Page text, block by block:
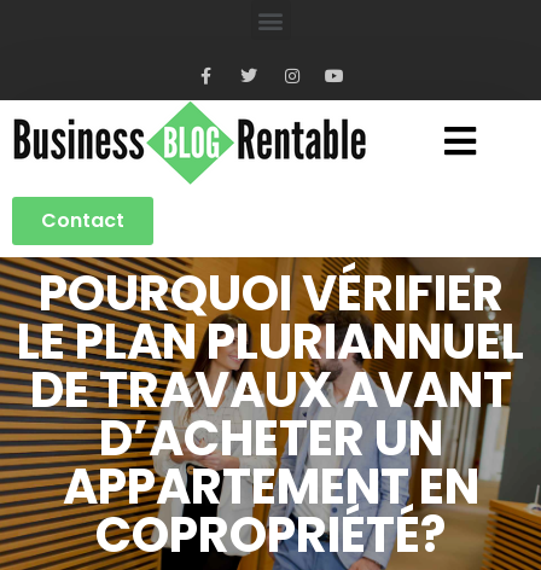
Contact
POURQUOI VÉRIFIER
LE PLAN PLURIANNUEL
DE TRAVAUX AVANT
D’ACHETER UN
APPARTEMENT EN
COPROPRIÉTÉ?